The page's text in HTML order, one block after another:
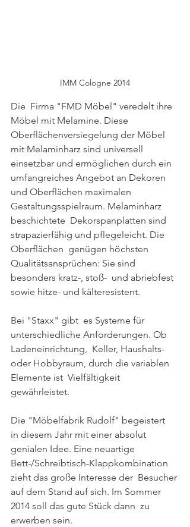
IMM Cologne 2014
Die  Firma "FMD Möbel" veredelt ihre
Möbel mit Melamine. Diese
Oberflächenversiegelung der Möbel
mit Melaminharz sind universell
einsetzbar und ermöglichen durch ein
umfangreiches Angebot an Dekoren
und Oberflächen maximalen
Gestaltungsspielraum. Melaminharz
beschichtete  Dekorspanplatten sind
strapazierfähig und pflegeleicht. Die
Oberflächen  genügen höchsten
Qualitätsansprüchen: Sie sind
besonders kratz-, stoß-  und abriebfest
sowie hitze- und kälteresistent.
Bei "Staxx" gibt  es Systeme für
unterschiedliche Anforderungen. Ob
Ladeneinrichtung,  Keller, Haushalts-
oder Hobbyraum, durch die variablen
Elemente ist  Vielfältigkeit
gewährleistet.
Die "Möbelfabrik Rudolf" begeistert
in diesem Jahr mit einer absolut
genialen Idee. Eine neuartige
Bett-/Schreibtisch-Klappkombination
zieht das große Interesse der  Besucher
auf dem Stand auf sich. Im Sommer
2014 soll das gute Stück dann  zu
erwerben sein.